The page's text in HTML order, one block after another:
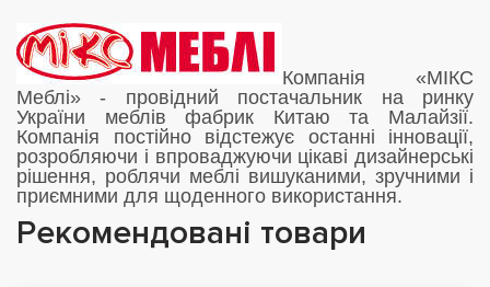
Компанія «МІКС
Меблі» - провідний постачальник на ринку
України меблів фабрик Китаю та Малайзії.
Компанія постійно відстежує останні інновації,
розробляючи і впроваджуючи цікаві дизайнерські
рішення, роблячи меблі вишуканими, зручними і
приємними для щоденного використання.
Рекомендовані товари